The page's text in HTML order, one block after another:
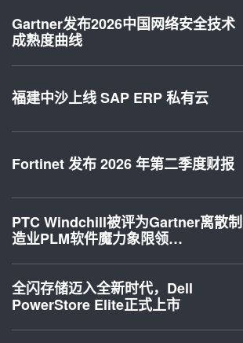
Gartner发布2026中国网络安全技术
成熟度曲线
福建中沙上线 SAP ERP 私有云
Fortinet 发布 2026 年第二季度财报
PTC Windchill被评为Gartner离散制
造业PLM软件魔力象限领…
全闪存储迈入全新时代，Dell
PowerStore Elite正式上市